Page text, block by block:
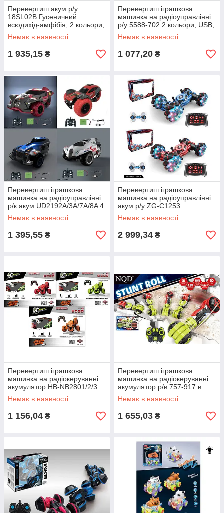
Перевертиш акум р/у
18SL02B Гусеничний
всюдихід-амфібія, 2 кольори,
в кор. 22*19,5*12,3 см
Немає в наявності
1 935,15 ₴
Перевертиш іграшкова
машинка на радіоуправлінні
р/у 5588-702 2 кольори, USB,
кор 21*11,3*6,5 см
Немає в наявності
1 077,20 ₴
Перевертиш іграшкова
машинка на радіоуправлінні
р/к акум UD2192A/3A/7A/8A 4
види мікс, в кор 30*17,5*15см
Немає в наявності
1 395,55 ₴
Перевертиш іграшкова
машинка на радіоуправлінні
акум.р/у ZG-C1253
(8шт/4)2цвета, світло.колеса,
в коробці
Немає в наявності
2 999,34 ₴
Перевертиш іграшкова
машинка на радіокеруванні
акумулятор HB-NB2801/2/3
1:28, 3 види, р-р 14,5 см, в
кор.
Немає в наявності
1 156,04 ₴
Перевертиш іграшкова
машинка на радіокеруванні
акумулятор р/в 757-917 в
коробці 32*13*9см
Немає в наявності
1 655,03 ₴